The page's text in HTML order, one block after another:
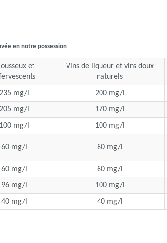
en notre possession
et
Vins de liqueur et vins doux
naturels
235 mg/l 200 mg/l
205 mg/l 170 mg/l
100 mg/l 100 mg/l
60 mg/l 80 mg/l
60 mg/l 80 mg/l
96 mg/l 100 mg/l
40 mg/l 40 mg/l